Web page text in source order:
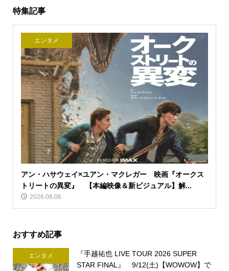
特集記事
エンタメ
アン・ハサウェイ×ユアン・マクレガー 映画『オークス
トリートの異変』 【本編映像＆新ビジュアル】解...
2026.08.06
おすすめ記事
エンタメ
『手越祐也 LIVE TOUR 2026 SUPER
STAR FINAL』 9/12(土)【WOWOW】で